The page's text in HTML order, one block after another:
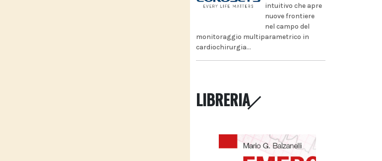
intuitivo che apre
nuove frontiere
nel campo del
monitoraggio multiparametrico in
cardiochirurgia...
LIBRERIA